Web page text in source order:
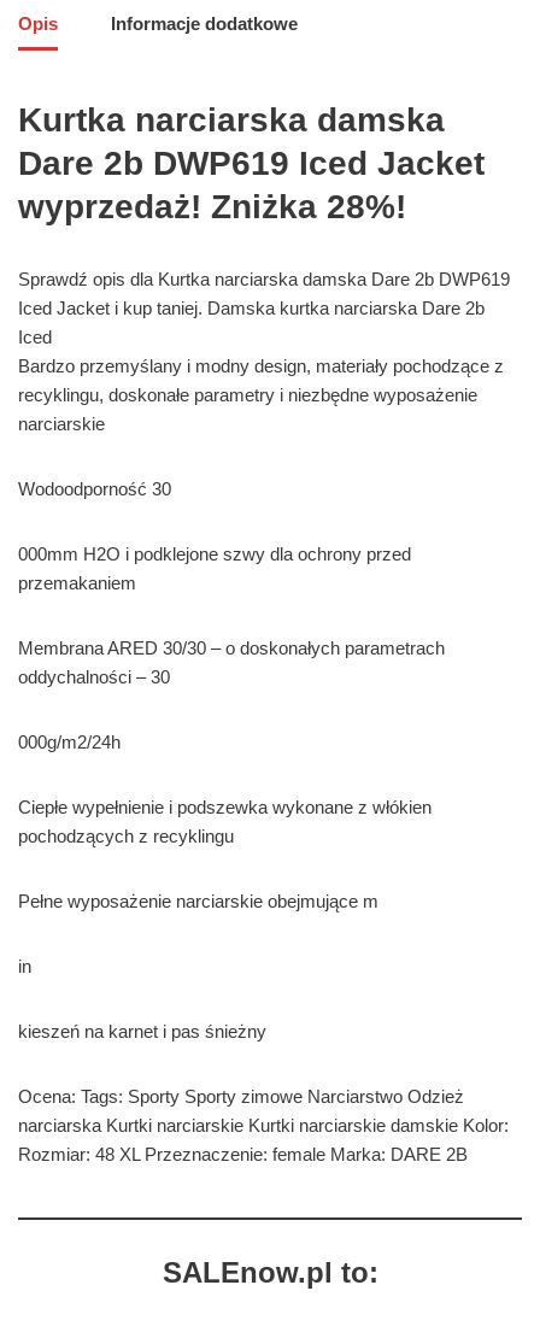
Opis Informacje dodatkowe
Kurtka narciarska damska
Dare 2b DWP619 Iced Jacket
wyprzedaż! Zniżka 28%!
Sprawdź opis dla Kurtka narciarska damska Dare 2b DWP619
Iced Jacket i kup taniej. Damska kurtka narciarska Dare 2b
Iced
Bardzo przemyślany i modny design, materiały pochodzące z
recyklingu, doskonałe parametry i niezbędne wyposażenie
narciarskie
Wodoodporność 30
000mm H2O i podklejone szwy dla ochrony przed
przemakaniem
Membrana ARED 30/30 – o doskonałych parametrach
oddychalności – 30
000g/m2/24h
Ciepłe wypełnienie i podszewka wykonane z włókien
pochodzących z recyklingu
Pełne wyposażenie narciarskie obejmujące m
in
kieszeń na karnet i pas śnieżny
Ocena: Tags: Sporty Sporty zimowe Narciarstwo Odzież
narciarska Kurtki narciarskie Kurtki narciarskie damskie Kolor:
Rozmiar: 48 XL Przeznaczenie: female Marka: DARE 2B
SALEnow.pl to: